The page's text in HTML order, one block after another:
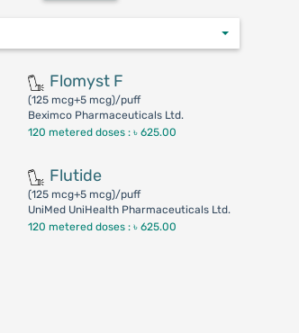
Flomyst F
(125 mcg+5 mcg)/puff
Beximco Pharmaceuticals Ltd.
120 metered doses :৳ 625.00
Flutide
(125 mcg+5 mcg)/puff
UniMed UniHealth Pharmaceuticals Ltd.
120 metered doses :৳ 625.00